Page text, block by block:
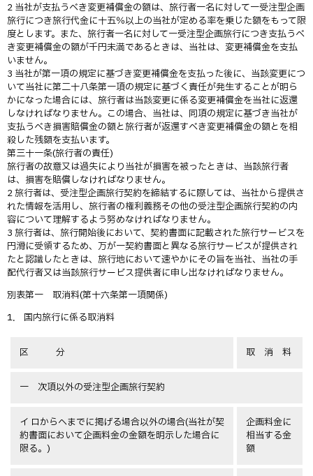
2 当社が支払うべき変更補償金の額は、旅行者一名に対して一受注型企画
旅行につき旅行代金に十五％以上の当社が定める率を乗じた額をもって限
度とします。また、旅行者一名に対して一受注型企画旅行につき支払うべ
き変更補償金の額が千円未満であるときは、当社は、変更補償金を支払
いません。
3 当社が第一項の規定に基づき変更補償金を支払った後に、当該変更につ
いて当社に第二十八条第一項の規定に基づく責任が発生することが明ら
かになった場合には、旅行者は当該変更に係る変更補償金を当社に返還
しなければなりません。この場合、当社は、同項の規定に基づき当社が
支払うべき損害賠償金の額と旅行者が返還すべき変更補償金の額とを相
殺した残額を支払います。
第三十一条(旅行者の責任)
旅行者の故意又は過失により当社が損害を被ったときは、当該旅行者
は、損害を賠償しなければなりません。
2 旅行者は、受注型企画旅行契約を締結するに際しては、当社から提供さ
れた情報を活用し、旅行者の権利義務その他の受注型企画旅行契約の内
容について理解するよう努めなければなりません。
3 旅行者は、旅行開始後において、契約書面に記載された旅行サービスを
円滑に受領するため、万が一契約書面と異なる旅行サービスが提供され
たと認識したときは、旅行地において速やかにその旨を当社、当社の手
配代行者又は当該旅行サービス提供者に申し出なければなりません。
別表第一 取消料(第十六条第一項関係)
1． 国内旅行に係る取消料
区 分 取 消 料
一 次項以外の受注型企画旅行契約
イ ロからヘまでに掲げる場合以外の場合(当社が契
約書面において企画料金の金額を明示した場合に
限る。)
企画料金に
相当する金
額